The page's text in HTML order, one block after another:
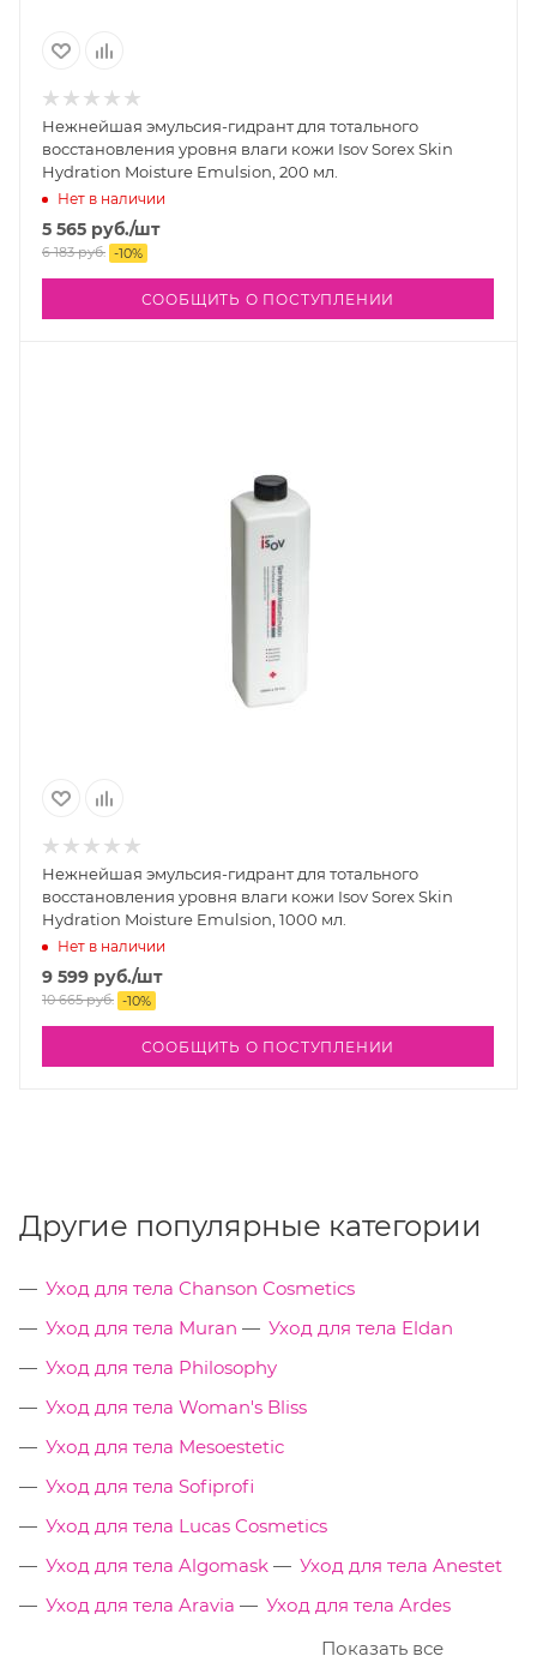
Нежнейшая эмульсия-гидрант для тотального
восстановления уровня влаги кожи Isov Sorex Skin
Hydration Moisture Emulsion, 200 мл.
Нет в наличии
5 565 руб./шт
6 183руб. -10%
СООБЩИТЬ О ПОСТУПЛЕНИИ
Нежнейшая эмульсия-гидрант для тотального
восстановления уровня влаги кожи Isov Sorex Skin
Hydration Moisture Emulsion, 1000 мл.
Нет в наличии
9 599 руб./шт
10 665руб. -10%
СООБЩИТЬ О ПОСТУПЛЕНИИ
Другие популярные категории
Уход для тела Chanson Cosmetics
Уход для тела Muran
Уход для тела Eldan
Уход для тела Philosophy
Уход для тела Woman's Bliss
Уход для тела Mesoestetic
Уход для тела Sofiprofi
Уход для тела Lucas Cosmetics
Уход для тела Algomask
Уход для тела Anestet
Уход для тела Aravia
Уход для тела Ardes
Показать все